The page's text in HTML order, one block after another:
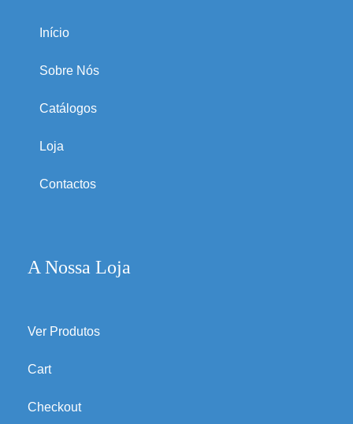
Início
Sobre Nós
Catálogos
Loja
Contactos
A Nossa Loja
Ver Produtos
Cart
Checkout